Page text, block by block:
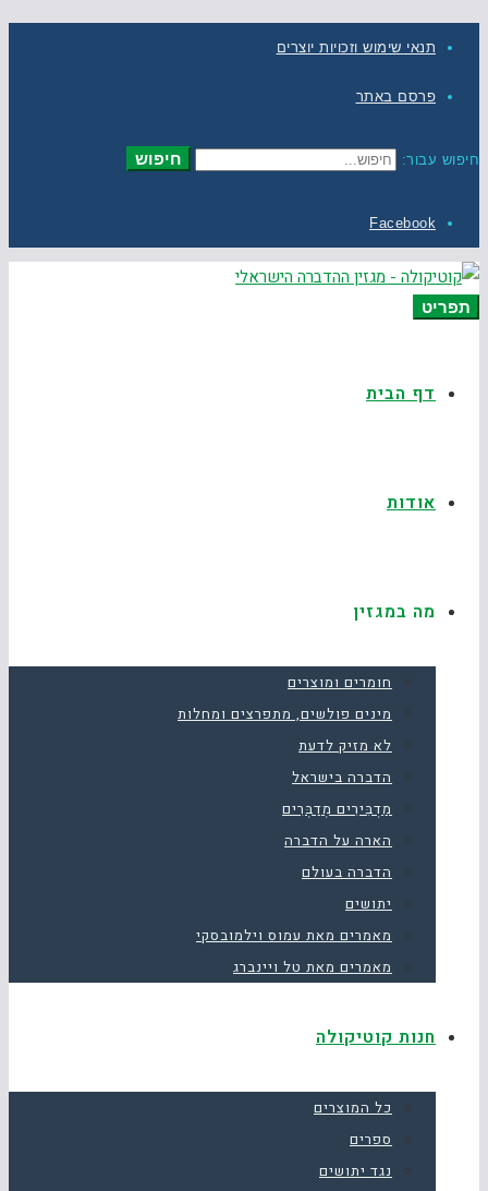
תנאי שימוש וזכויות יוצרים
פרסם באתר
חיפוש עבור: חיפוש
Facebook
תפריט
דף הבית
אודות
מה במגזין
חומרים ומוצרים
מינים פולשים, מתפרצים ומחלות
לא מזיק לדעת
הדברה בישראל
מַדְבִּירִים מְדַבְּרִים
הארה על הדברה
הדברה בעולם
יתושים
מאמרים מאת עמוס וילמובסקי
מאמרים מאת טל ויינברג
חנות קוטיקולה
כל המוצרים
ספרים
נגד יתושים